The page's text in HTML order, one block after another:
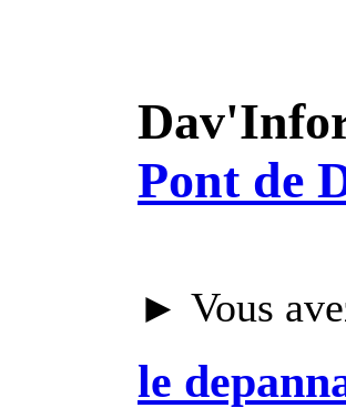
Pont de
► Vous
le